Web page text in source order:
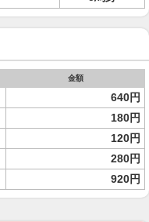
金額
640円
180円
120円
280円
920円